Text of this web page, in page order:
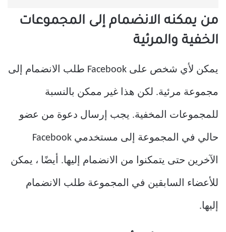
من يمكنه الانضمام إلى المجموعات
الخفية والمرئية
يمكن لأي شخص على Facebook طلب الانضمام إلى
مجموعة مرئية. لكن هذا غير ممكن بالنسبة
للمجموعات المخفية. يجب إرسال دعوة من عضو
حالي في المجموعة إلى مستخدمي Facebook
الآخرين حتى يتمكنوا من الانضمام إليها. أيضًا ، يمكن
للأعضاء السابقين في المجموعة طلب الانضمام
إليها.